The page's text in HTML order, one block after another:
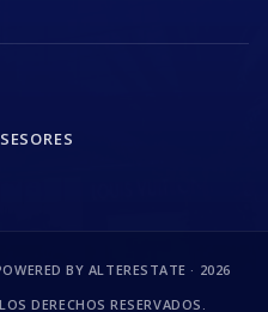
BY ALTERESTATE · 2026
DERECHOS RESERVADOS.